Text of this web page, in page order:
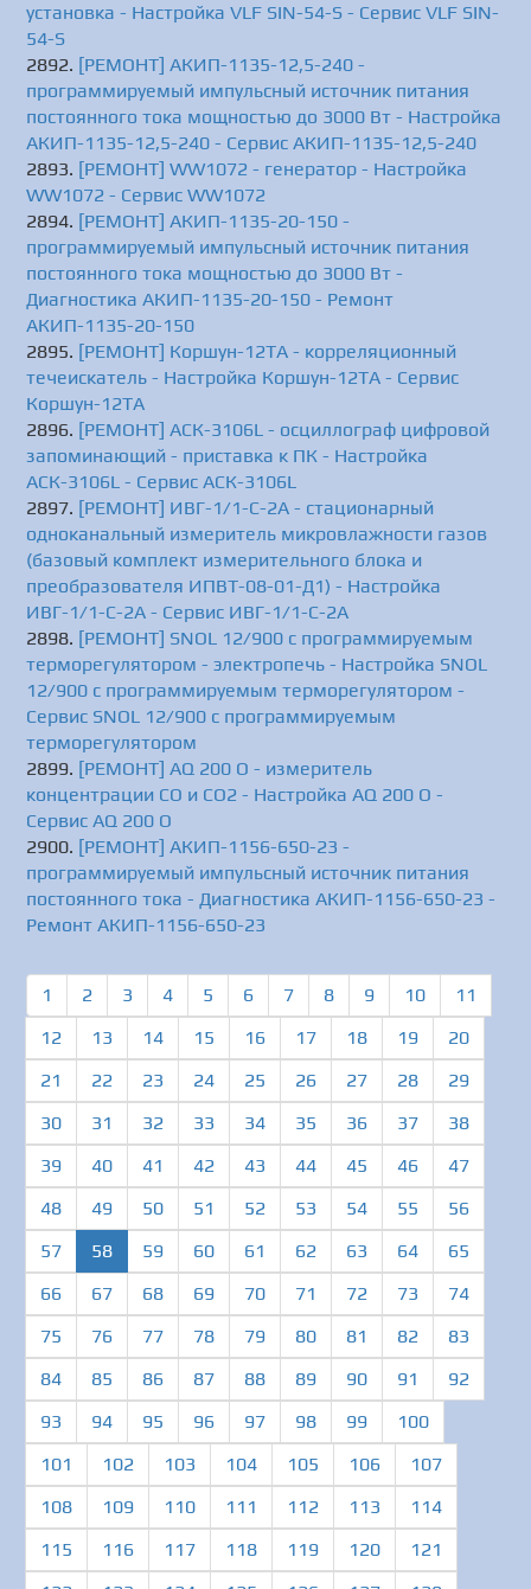
установка - Настройка VLF SIN-54-S - Сервис VLF SIN-
54-S
[РЕМОНТ] АКИП-1135-12,5-240 -
программируемый импульсный источник питания
постоянного тока мощностью до 3000 Вт - Настройка
АКИП-1135-12,5-240 - Сервис АКИП-1135-12,5-240
[РЕМОНТ] WW1072 - генератор - Настройка
WW1072 - Сервис WW1072
[РЕМОНТ] АКИП-1135-20-150 -
программируемый импульсный источник питания
постоянного тока мощностью до 3000 Вт -
Диагностика АКИП-1135-20-150 - Ремонт
АКИП-1135-20-150
[РЕМОНТ] Коршун-12ТА - корреляционный
течеискатель - Настройка Коршун-12ТА - Сервис
Коршун-12ТА
[РЕМОНТ] АСК-3106L - осциллограф цифровой
запоминающий - приставка к ПК - Настройка
АСК-3106L - Сервис АСК-3106L
[РЕМОНТ] ИВГ-1/1-С-2А - стационарный
одноканальный измеритель микровлажности газов
(базовый комплект измерительного блока и
преобразователя ИПВТ-08-01-Д1) - Настройка
ИВГ-1/1-С-2А - Сервис ИВГ-1/1-С-2А
[РЕМОНТ] SNOL 12/900 с программируемым
терморегулятором - электропечь - Настройка SNOL
12/900 с программируемым терморегулятором -
Сервис SNOL 12/900 с программируемым
терморегулятором
[РЕМОНТ] AQ 200 O - измеритель
концентрации CO и СО2 - Настройка AQ 200 O -
Сервис AQ 200 O
[РЕМОНТ] АКИП-1156-650-23 -
программируемый импульсный источник питания
постоянного тока - Диагностика АКИП-1156-650-23 -
Ремонт АКИП-1156-650-23
1 2 3 4 5 6 7 8 9 10
11
12
13 14 15 16 17 18 19
20
21
22 23 24 25 26 27 28
29
30
31 32 33 34 35 36 37
38
39
40 41 42 43 44 45 46
47
48
49 50 51 52 53 54 55
56
57
58(current)
59 60 61 62 63 64
65
66
67 68 69 70 71 72 73
74
75
76 77 78 79 80 81 82
83
84
85 86 87 88 89 90 91
92
93
94 95 96 97 98 99
100
101
102 103 104 105 106
107
108
109 110 111 112 113
114
115
116 117 118 119 120
121